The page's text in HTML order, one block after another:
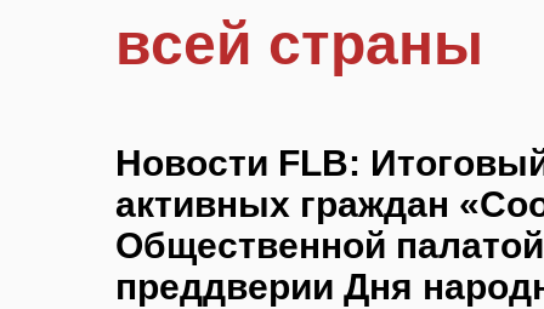
всей страны
Новости FLB:
активных граждан
Общественной
преддверии Дня